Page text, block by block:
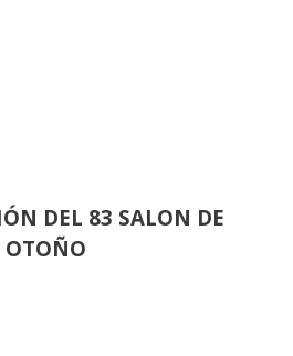
DEL 83 SALON DE
OTOÑO